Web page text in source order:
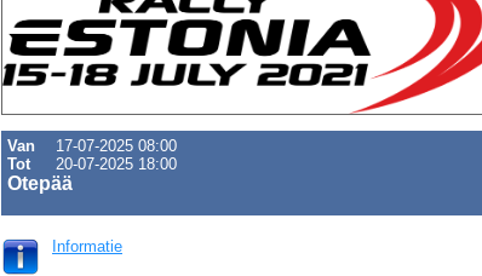
Van
17-07-2025 08:00
Tot
20-07-2025 18:00
Otepää
Informatie